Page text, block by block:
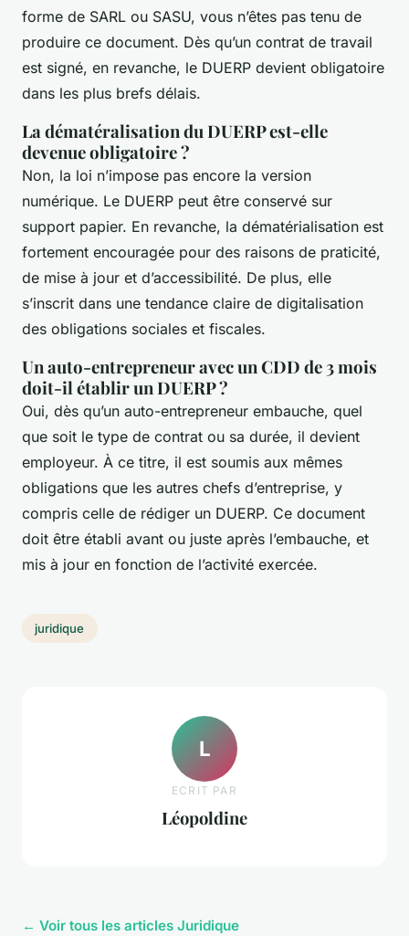
forme de SARL ou SASU, vous n’êtes pas tenu de
produire ce document. Dès qu’un contrat de travail
est signé, en revanche, le DUERP devient obligatoire
dans les plus brefs délais.
La dématéralisation du DUERP est-elle
devenue obligatoire ?
Non, la loi n’impose pas encore la version
numérique. Le DUERP peut être conservé sur
support papier. En revanche, la dématérialisation est
fortement encouragée pour des raisons de praticité,
de mise à jour et d’accessibilité. De plus, elle
s’inscrit dans une tendance claire de digitalisation
des obligations sociales et fiscales.
Un auto-entrepreneur avec un CDD de 3 mois
doit-il établir un DUERP ?
Oui, dès qu’un auto-entrepreneur embauche, quel
que soit le type de contrat ou sa durée, il devient
employeur. À ce titre, il est soumis aux mêmes
obligations que les autres chefs d’entreprise, y
compris celle de rédiger un DUERP. Ce document
doit être établi avant ou juste après l’embauche, et
mis à jour en fonction de l’activité exercée.
juridique
L
ECRIT PAR
Léopoldine
← Voir tous les articles Juridique